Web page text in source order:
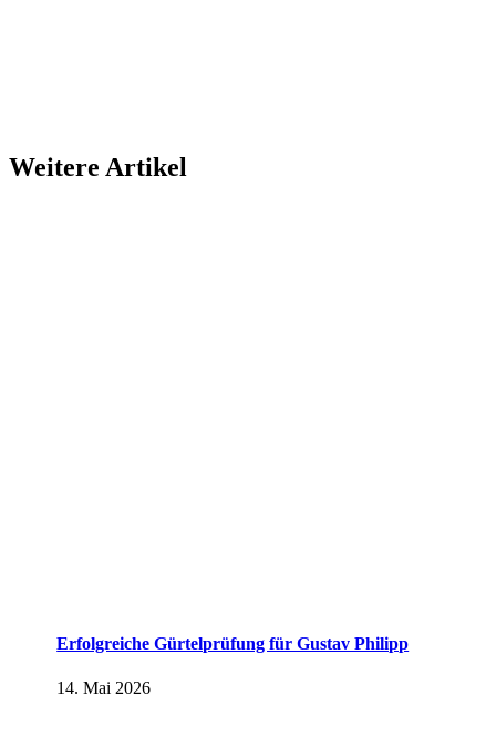
Weitere Artikel
Erfolgreiche Gürtelprüfung für Gustav Philipp
14. Mai 2026